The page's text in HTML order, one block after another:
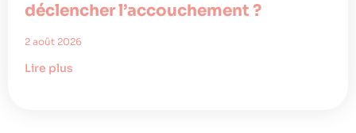
déclencher l’accouchement ?
2 août 2026
Lire plus